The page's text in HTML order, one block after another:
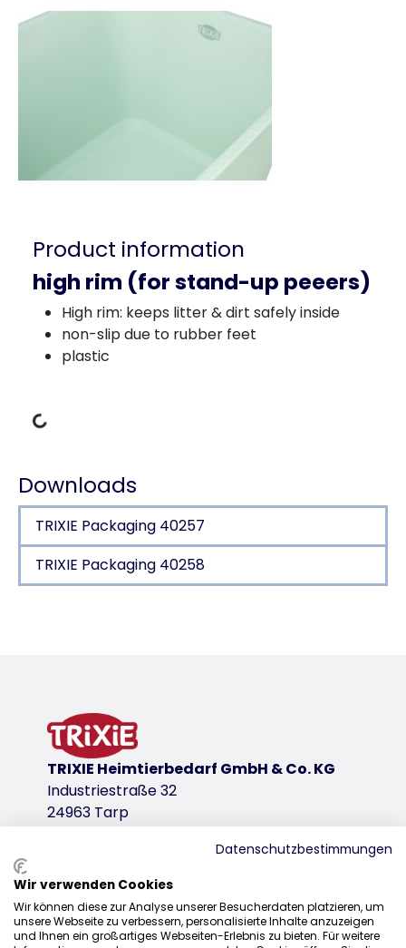
Product information
high rim (for stand-up peeers)
High rim: keeps litter & dirt safely inside
non-slip due to rubber feet
plastic
Loading Data
Downloads
TRIXIE Packaging 40257
TRIXIE Packaging 40258
High rim: keeps litter & dirt safely inside
non-slip due to rubber feet
plastic
product variant
product variant: unique product number
Measurements
44 × 32 × 55 cm
Colour
grey
TRIXIE Heimtierbedarf GmbH & Co. KG
Industriestraße 32
24963 Tarp
Sales
0207 1542940
Datenschutzbestimmungen
Wir verwenden Cookies
Wir können diese zur Analyse unserer Besucherdaten platzieren, um
unsere Webseite zu verbessern, personalisierte Inhalte anzuzeigen
und Ihnen ein großartiges Webseiten-Erlebnis zu bieten. Für weitere